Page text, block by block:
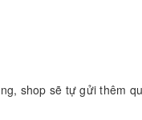
shop sẽ tự gửi thêm